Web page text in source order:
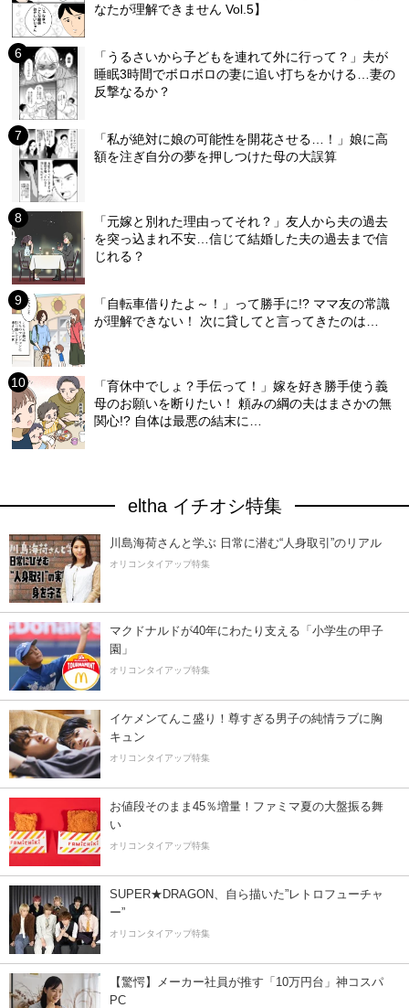
なたが理解できません Vol.5】
「うるさいから子どもを連れて外に行って？」夫が
睡眠3時間でボロボロの妻に追い打ちをかける…妻の
反撃なるか？
「私が絶対に娘の可能性を開花させる…！」娘に高
額を注ぎ自分の夢を押しつけた母の大誤算
「元嫁と別れた理由ってそれ？」友人から夫の過去
を突っ込まれ不安…信じて結婚した夫の過去まで信
じれる？
「自転車借りたよ～！」って勝手に!? ママ友の常識
が理解できない！ 次に貸してと言ってきたのは…
「育休中でしょ？手伝って！」嫁を好き勝手使う義
母のお願いを断りたい！ 頼みの綱の夫はまさかの無
関心!? 自体は最悪の結末に…
eltha イチオシ特集
川島海荷さんと学ぶ 日常に潜む“人身取引”のリアル
オリコンタイアップ特集
マクドナルドが40年にわたり支える「小学生の甲子
園」
オリコンタイアップ特集
イケメンてんこ盛り！尊すぎる男子の純情ラブに胸
キュン
オリコンタイアップ特集
お値段そのまま45％増量！ファミマ夏の大盤振る舞
い
オリコンタイアップ特集
SUPER★DRAGON、自ら描いた”レトロフューチャ
ー”
オリコンタイアップ特集
【驚愕】メーカー社員が推す「10万円台」神コスパ
PC